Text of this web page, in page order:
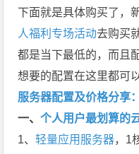
下面就是具体购买了，
人福利专场活动去购买
都是当下最低的，而且
想要的配置在这里都可
服务器配置及价格分享：
一、个人用户最划算的
1、轻量应用服务器，1